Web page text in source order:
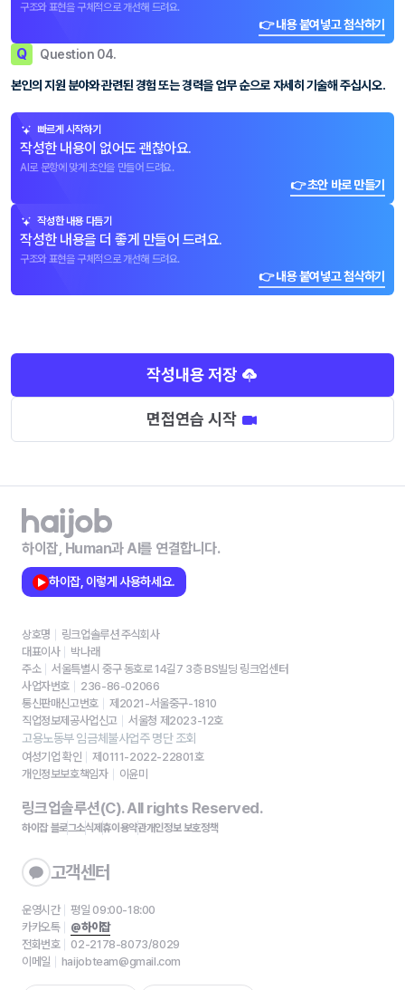
구조와 표현을 구체적으로 개선해 드려요.
👉 내용 붙여넣고 첨삭하기
Q Question 04.
본인의 지원 분야와 관련된 경험 또는 경력을 업무 순으로 자세히 기술해 주십시오.
빠르게 시작하기
작성한 내용이 없어도 괜찮아요.
AI로 문항에 맞게 초안을 만들어 드려요.
👉 초안 바로 만들기
작성한 내용 다듬기
작성한 내용을 더 좋게 만들어 드려요.
구조와 표현을 구체적으로 개선해 드려요.
👉 내용 붙여넣고 첨삭하기
작성내용 저장
면접연습 시작
하이잡, Human과 AI를 연결합니다.
하이잡, 이렇게 사용하세요.
상호명
링크업솔루션 주식회사
대표이사
박나래
주소
서울특별시 중구 동호로 14길7 3층 BS빌딩 링크업센터
사업자번호
236-86-02066
통신판매신고번호
제2021-서울중구-1810
직업정보제공사업신고
서울청 제2023-12호
고용노동부 임금체불사업주 명단 조회
여성기업 확인
제0111-2022-22801호
개인정보보호책임자
이윤미
링크업솔루션(C). All rights Reserved.
하이잡 블로그소식제휴이용약관개인정보 보호정책
고객센터
운영시간
평일 09:00-18:00
카카오톡
@하이잡
전화번호
02-2178-8073/8029
이메일
haijobteam@gmail.com